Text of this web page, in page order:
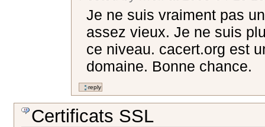
Je ne suis vraiment pas
assez vieux. Je ne suis
ce niveau. cacert.org est
domaine. Bonne chance.
Certificats SSL